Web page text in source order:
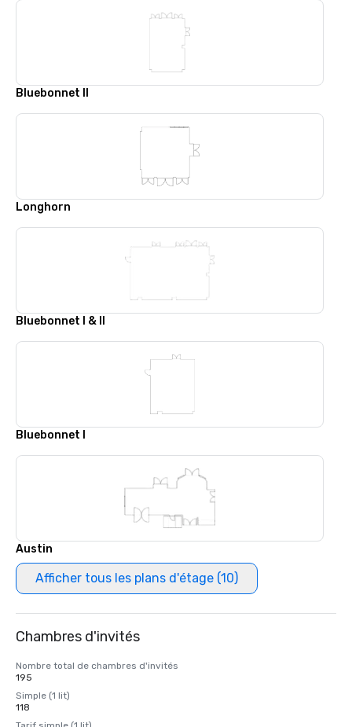
Bluebonnet II
Longhorn
Bluebonnet I & II
Bluebonnet I
Austin
Afficher tous les plans d'étage (10)
Chambres d'invités
Nombre total de chambres d'invités
195
Simple (1 lit)
118